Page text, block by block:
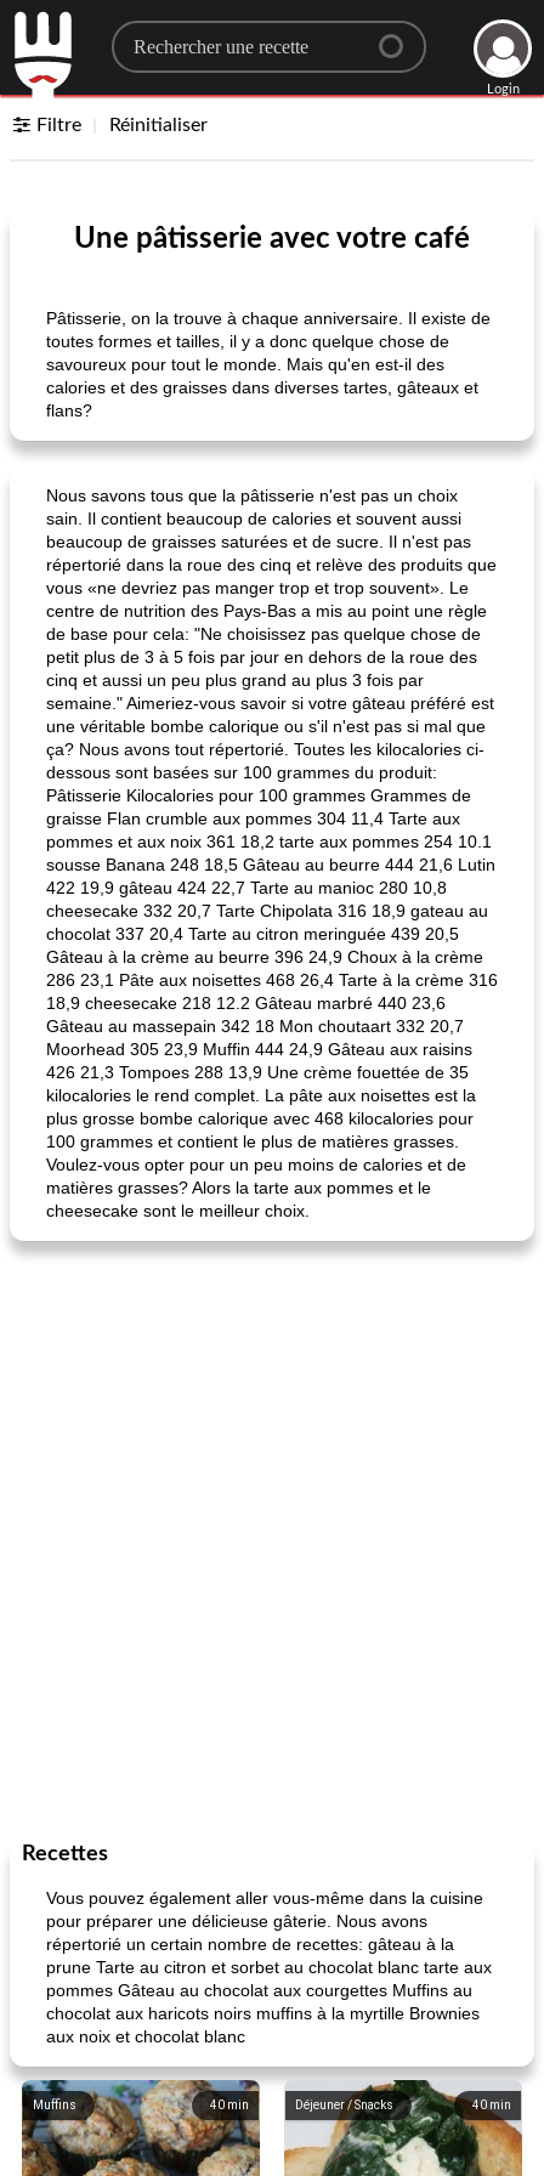
Search for a recipe
Login
Filtre Réinitialiser
Une pâtisserie avec votre café
Pâtisserie, on la trouve à chaque anniversaire. Il existe de
toutes formes et tailles, il y a donc quelque chose de
savoureux pour tout le monde. Mais qu'en est-il des
calories et des graisses dans diverses tartes, gâteaux et
flans?
Nous savons tous que la pâtisserie n'est pas un choix
sain. Il contient beaucoup de calories et souvent aussi
beaucoup de graisses saturées et de sucre. Il n'est pas
répertorié dans la roue des cinq et relève des produits que
vous «ne devriez pas manger trop et trop souvent». Le
centre de nutrition des Pays-Bas a mis au point une règle
de base pour cela: "Ne choisissez pas quelque chose de
petit plus de 3 à 5 fois par jour en dehors de la roue des
cinq et aussi un peu plus grand au plus 3 fois par
semaine." Aimeriez-vous savoir si votre gâteau préféré est
une véritable bombe calorique ou s'il n'est pas si mal que
ça? Nous avons tout répertorié. Toutes les kilocalories ci-
dessous sont basées sur 100 grammes du produit:
Pâtisserie Kilocalories pour 100 grammes Grammes de
graisse Flan crumble aux pommes 304 11,4 Tarte aux
pommes et aux noix 361 18,2 tarte aux pommes 254 10.1
sousse Banana 248 18,5 Gâteau au beurre 444 21,6 Lutin
422 19,9 gâteau 424 22,7 Tarte au manioc 280 10,8
cheesecake 332 20,7 Tarte Chipolata 316 18,9 gateau au
chocolat 337 20,4 Tarte au citron meringuée 439 20,5
Gâteau à la crème au beurre 396 24,9 Choux à la crème
286 23,1 Pâte aux noisettes 468 26,4 Tarte à la crème 316
18,9 cheesecake 218 12.2 Gâteau marbré 440 23,6
Gâteau au massepain 342 18 Mon choutaart 332 20,7
Moorhead 305 23,9 Muffin 444 24,9 Gâteau aux raisins
426 21,3 Tompoes 288 13,9 Une crème fouettée de 35
kilocalories le rend complet. La pâte aux noisettes est la
plus grosse bombe calorique avec 468 kilocalories pour
100 grammes et contient le plus de matières grasses.
Voulez-vous opter pour un peu moins de calories et de
matières grasses? Alors la tarte aux pommes et le
cheesecake sont le meilleur choix.
Recettes
Vous pouvez également aller vous-même dans la cuisine
pour préparer une délicieuse gâterie. Nous avons
répertorié un certain nombre de recettes: gâteau à la
prune Tarte au citron et sorbet au chocolat blanc tarte aux
pommes Gâteau au chocolat aux courgettes Muffins au
chocolat aux haricots noirs muffins à la myrtille Brownies
aux noix et chocolat blanc
40 min
Muffins 40 min
Déjeuner / Snacks